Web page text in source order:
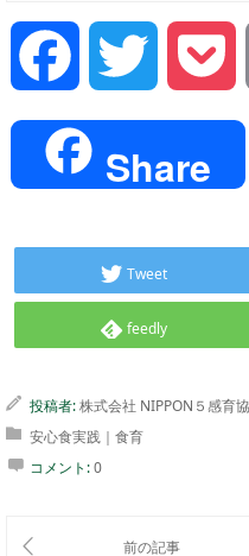
Facebook Twitter
Share
Tweet
feedly
投稿者:株式会社 NIPPON５感育
安心食実践｜食育
コメント:0